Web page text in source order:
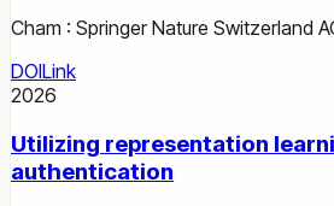
Cham : Springer Nature Switzerland
DOILink
2026
Utilizing representation
authentication